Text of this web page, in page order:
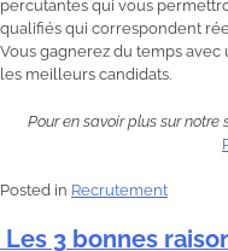
percutantes qui vous
qualifiés qui correspondent
Vous gagnerez du temps
les meilleurs candidats.
Pour en savoir plus sur notre
Posted in Recrutement
Les 3 bonnes